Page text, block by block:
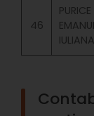
46
IULIANA